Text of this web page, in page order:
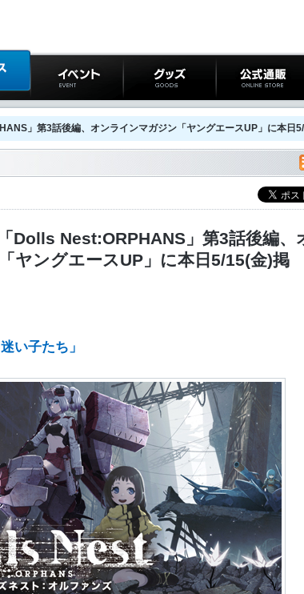
イベント グッズ 公式通販
」第3話後編、オンラインマガジン「ヤングエースUP」に本日5/
Dolls Nest:ORPHANS」第3話後編、
ヤングエースUP」に本日5/15(金)掲
い子たち」